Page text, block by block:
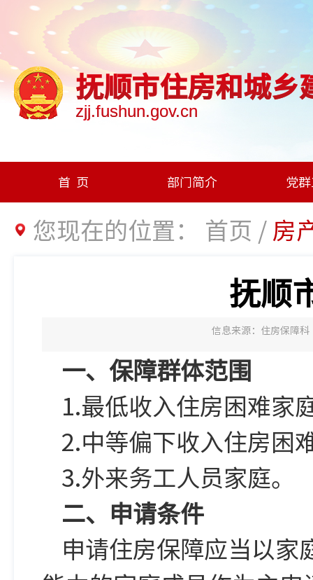
抚顺市住房和城乡
zjj.fushun.gov.cn
首页 部门简介 党
您现在的位置： 首页 /房
抚顺
信息来源：住房保障科
一、保障群体范围
1.最低收入住房困难家
2.中等偏下收入住房困
3.外来务工人员家庭。
二、申请条件
申请住房保障应当以